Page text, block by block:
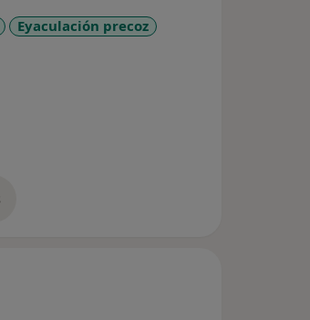
Eyaculación precoz